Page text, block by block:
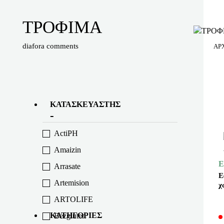
ΤΡΟΦΙΜΑ
diafora comments
ΚΑΤΑΣΚΕΥΑΣΤΉΣ
ActiPH
Amaizin
Arrasate
Artemision
ARTOLIFE
Bezgluten
ΚΑΤΗΓΟΡΊΕΣ